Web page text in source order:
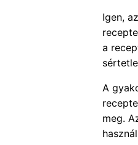
Igen,
a
A
meg.